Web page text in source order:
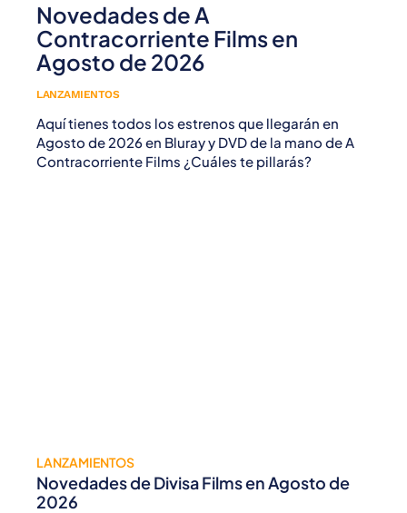
Novedades de A
Contracorriente Films en
Agosto de 2026
LANZAMIENTOS
Aquí tienes todos los estrenos que llegarán en
Agosto de 2026 en Bluray y DVD de la mano de A
Contracorriente Films ¿Cuáles te pillarás?
LANZAMIENTOS
Novedades de Divisa Films en Agosto de
2026